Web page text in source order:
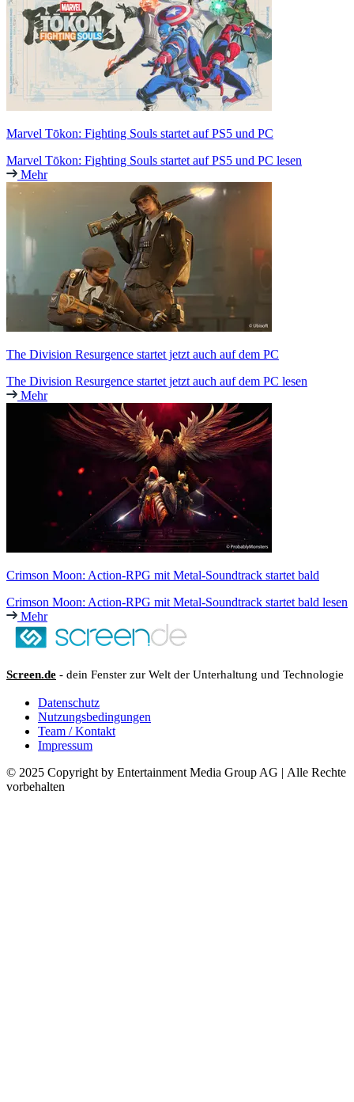
Marvel Tōkon: Fighting Souls startet auf PS5 und PC
Marvel Tōkon: Fighting Souls startet auf PS5 und PC lesen
Mehr
The Division Resurgence startet jetzt auch auf dem PC
The Division Resurgence startet jetzt auch auf dem PC lesen
Mehr
Crimson Moon: Action-RPG mit Metal-Soundtrack startet bald
Crimson Moon: Action-RPG mit Metal-Soundtrack startet bald lesen
Mehr
Screen.de - dein Fenster zur Welt der Unterhaltung und Technologie
Datenschutz
Nutzungsbedingungen
Team / Kontakt
Impressum
© 2025 Copyright by Entertainment Media Group AG | Alle Rechte
vorbehalten